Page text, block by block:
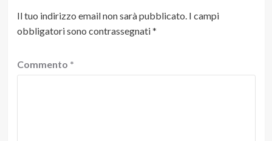
Il tuo indirizzo email non sarà pubblicato. I campi
obbligatori sono contrassegnati*
Commento *